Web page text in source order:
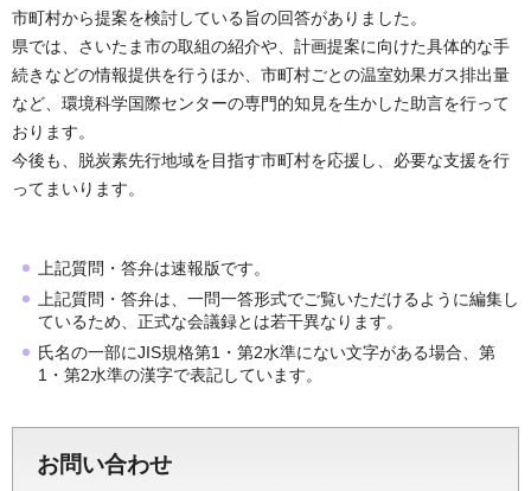
市町村から提案を検討している旨の回答がありました。
県では、さいたま市の取組の紹介や、計画提案に向けた具体的な手
続きなどの情報提供を行うほか、市町村ごとの温室効果ガス排出量
など、環境科学国際センターの専門的知見を生かした助言を行って
おります。
今後も、脱炭素先行地域を目指す市町村を応援し、必要な支援を行
ってまいります。
上記質問・答弁は速報版です。
上記質問・答弁は、一問一答形式でご覧いただけるように編集し
ているため、正式な会議録とは若干異なります。
氏名の一部にJIS規格第1・第2水準にない文字がある場合、第
1・第2水準の漢字で表記しています。
お問い合わせ